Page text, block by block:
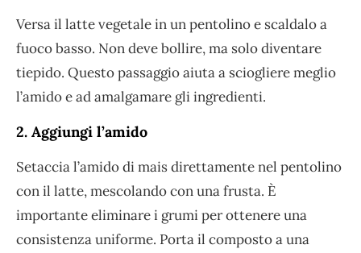
Versa il latte vegetale in un pentolino e scaldalo a
fuoco basso. Non deve bollire, ma solo diventare
tiepido. Questo passaggio aiuta a sciogliere meglio
l’amido e ad amalgamare gli ingredienti.
2. Aggiungi l’amido
Setaccia l’amido di mais direttamente nel pentolino
con il latte, mescolando con una frusta. È
importante eliminare i grumi per ottenere una
consistenza uniforme. Porta il composto a una